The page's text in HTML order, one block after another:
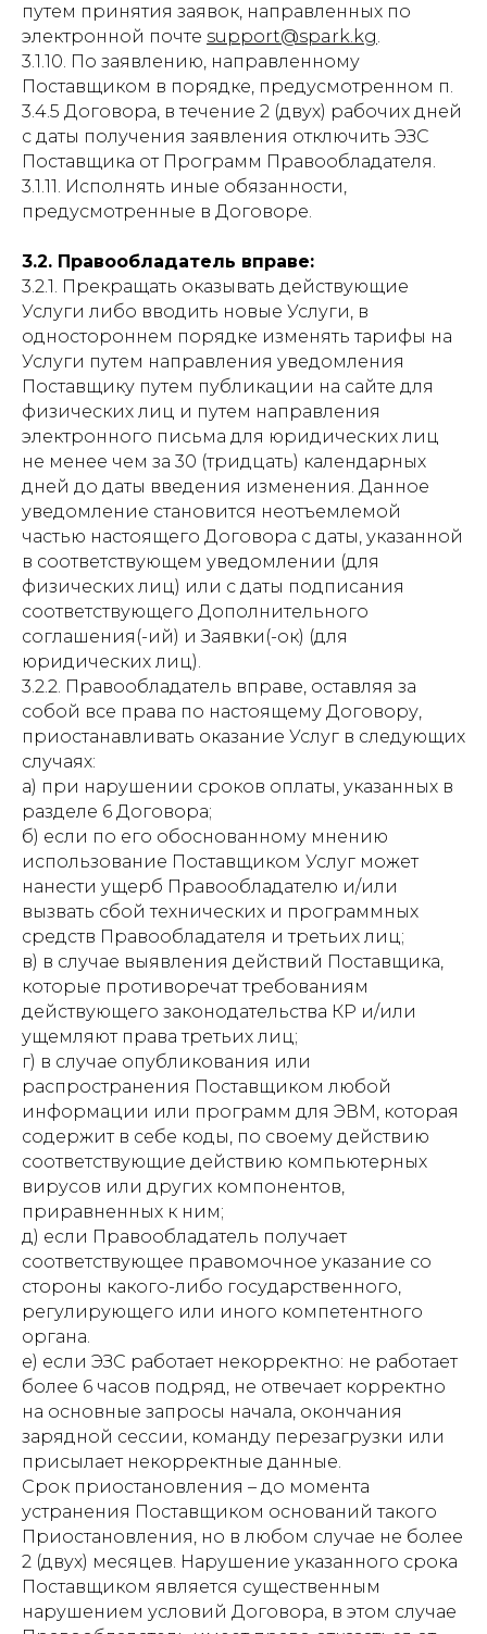
путем принятия заявок, направленных по
электронной почте support@spark.kg.
3.1.10. По заявлению, направленному
Поставщиком в порядке, предусмотренном п.
3.4.5 Договора, в течение 2 (двух) рабочих дней
с даты получения заявления отключить ЭЗС
Поставщика от Программ Правообладателя.
3.1.11. Исполнять иные обязанности,
предусмотренные в Договоре.
3.2. Правообладатель вправе:
3.2.1. Прекращать оказывать действующие
Услуги либо вводить новые Услуги, в
одностороннем порядке изменять тарифы на
Услуги путем направления уведомления
Поставщику путем публикации на сайте для
физических лиц и путем направления
электронного письма для юридических лиц
не менее чем за 30 (тридцать) календарных
дней до даты введения изменения. Данное
уведомление становится неотъемлемой
частью настоящего Договора с даты, указанной
в соответствующем уведомлении (для
физических лиц) или с даты подписания
соответствующего Дополнительного
соглашения(-ий) и Заявки(-ок) (для
юридических лиц).
3.2.2. Правообладатель вправе, оставляя за
собой все права по настоящему Договору,
приостанавливать оказание Услуг в следующих
случаях:
а) при нарушении сроков оплаты, указанных в
разделе 6 Договора;
б) если по его обоснованному мнению
использование Поставщиком Услуг может
нанести ущерб Правообладателю и/или
вызвать сбой технических и программных
средств Правообладателя и третьих лиц;
в) в случае выявления действий Поставщика,
которые противоречат требованиям
действующего законодательства КР и/или
ущемляют права третьих лиц;
г) в случае опубликования или
распространения Поставщиком любой
информации или программ для ЭВМ, которая
содержит в себе коды, по своему действию
соответствующие действию компьютерных
вирусов или других компонентов,
приравненных к ним;
д) если Правообладатель получает
соответствующее правомочное указание со
стороны какого-либо государственного,
регулирующего или иного компетентного
органа.
е) если ЭЗС работает некорректно: не работает
более 6 часов подряд, не отвечает корректно
на основные запросы начала, окончания
зарядной сессии, команду перезагрузки или
присылает некорректные данные.
Cрок приостановления – до момента
устранения Поставщиком оснований такого
Приостановления, но в любом случае не более
2 (двух) месяцев. Нарушение указанного срока
Поставщиком является существенным
нарушением условий Договора, в этом случае